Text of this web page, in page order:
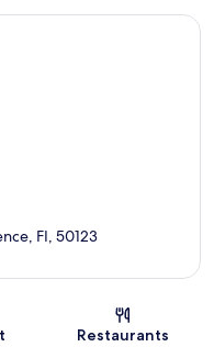
FI, 50123
Restaurants